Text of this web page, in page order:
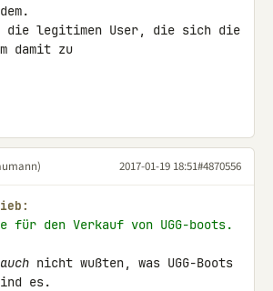
die legitimen User, die sich die
damit zu
2017-01-19 18:51#4870556
für den Verkauf von UGG-boots.
auch nicht wußten, was UGG-Boots
es.